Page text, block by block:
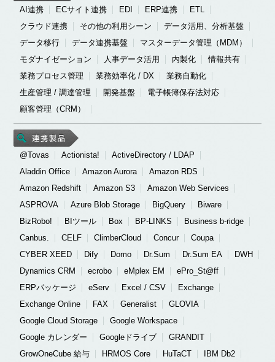
AI連携 ECサイト連携 EDI ERP連携
ETL
クラウド連携
その他の利用シーン
データ活用、分析基盤
データ移行
データ連携基盤
マスターデータ管理（MDM）
モダナイゼーション
人事データ活用 内製化
情報共有
業務プロセス管理
業務効率化 / DX
業務自動化
生産管理 / 調達管理
開発基盤
電子帳簿保存法対応
顧客管理（CRM）
@Tovas Actionista!
ActiveDirectory / LDAP
Aladdin Office
Amazon Aurora
Amazon RDS
Amazon Redshift
Amazon S3
Amazon Web Services
ASPROVA
Azure Blob Storage BigQuery
Biware
BizRobo!
BIツール Box BP-LINKS
Business b-ridge
Canbus.
CELF ClimberCloud Concur
Coupa
CYBER XEED
Dify Domo Dr.Sum Dr.Sum EA
DWH
Dynamics CRM
ecrobo eMplex EM
ePro_St@ff
ERPパッケージ
eServ Excel / CSV
Exchange
Exchange Online
FAX Generalist
GLOVIA
Google Cloud Storage
Google Workspace
Google カレンダー
Googleドライブ
GRANDIT
GrowOneCube 給与
HRMOS Core HuTaCT
IBM Db2